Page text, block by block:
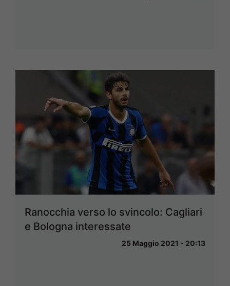
Ranocchia verso lo svincolo: Cagliari
e Bologna interessate
25 Maggio 2021 - 20:13